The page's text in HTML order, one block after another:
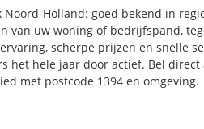
Noord-Holland: goed bekend in
van uw woning of bedrijfspand,
scherpe prijzen en snelle
het hele jaar door actief. Bel direct
met postcode 1394 en omgeving.